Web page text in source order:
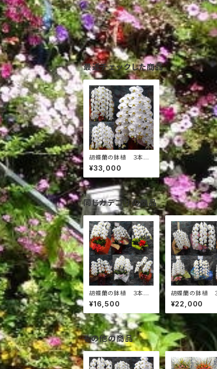
最近チェックした商品
胡蝶蘭の鉢植 ３本
立 30,000円
¥33,000
同じカテゴリの商品
胡蝶蘭の鉢植 ３本
立 15,000円
¥16,500
胡蝶蘭の鉢植
立 20,000円
¥22,000
その他の商品